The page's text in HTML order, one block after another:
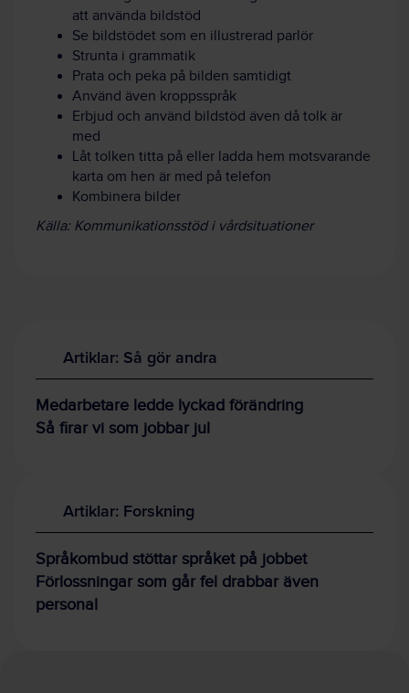
att använda bildstöd
Se bildstödet som en illustrerad parlör
Strunta i grammatik
Prata och peka på bilden samtidigt
Använd även kroppsspråk
Erbjud och använd bildstöd även då tolk är
med
Låt tolken titta på eller ladda hem motsvarande
karta om hen är med på telefon
Kombinera bilder
Källa: Kommunikationsstöd i vårdsituationer
Artiklar: Så gör andra
Medarbetare ledde lyckad förändring
Så firar vi som jobbar jul
Artiklar: Forskning
Språkombud stöttar språket på jobbet
Förlossningar som går fel drabbar även
personal